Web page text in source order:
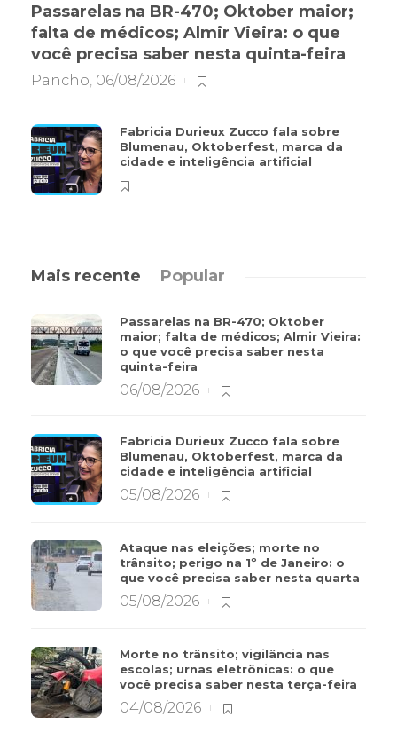
Passarelas na BR-470; Oktober maior;
falta de médicos; Almir Vieira: o que
você precisa saber nesta quinta-feira
Pancho 06/08/2026
Fabricia Durieux Zucco fala sobre
Blumenau, Oktoberfest, marca da
cidade e inteligência artificial
Mais recente Popular
Passarelas na BR-470; Oktober
maior; falta de médicos; Almir Vieira:
o que você precisa saber nesta
quinta-feira
06/08/2026
Fabricia Durieux Zucco fala sobre
Blumenau, Oktoberfest, marca da
cidade e inteligência artificial
05/08/2026
Ataque nas eleições; morte no
trânsito; perigo na 1º de Janeiro: o
que você precisa saber nesta quarta
05/08/2026
Morte no trânsito; vigilância nas
escolas; urnas eletrônicas: o que
você precisa saber nesta terça-feira
04/08/2026